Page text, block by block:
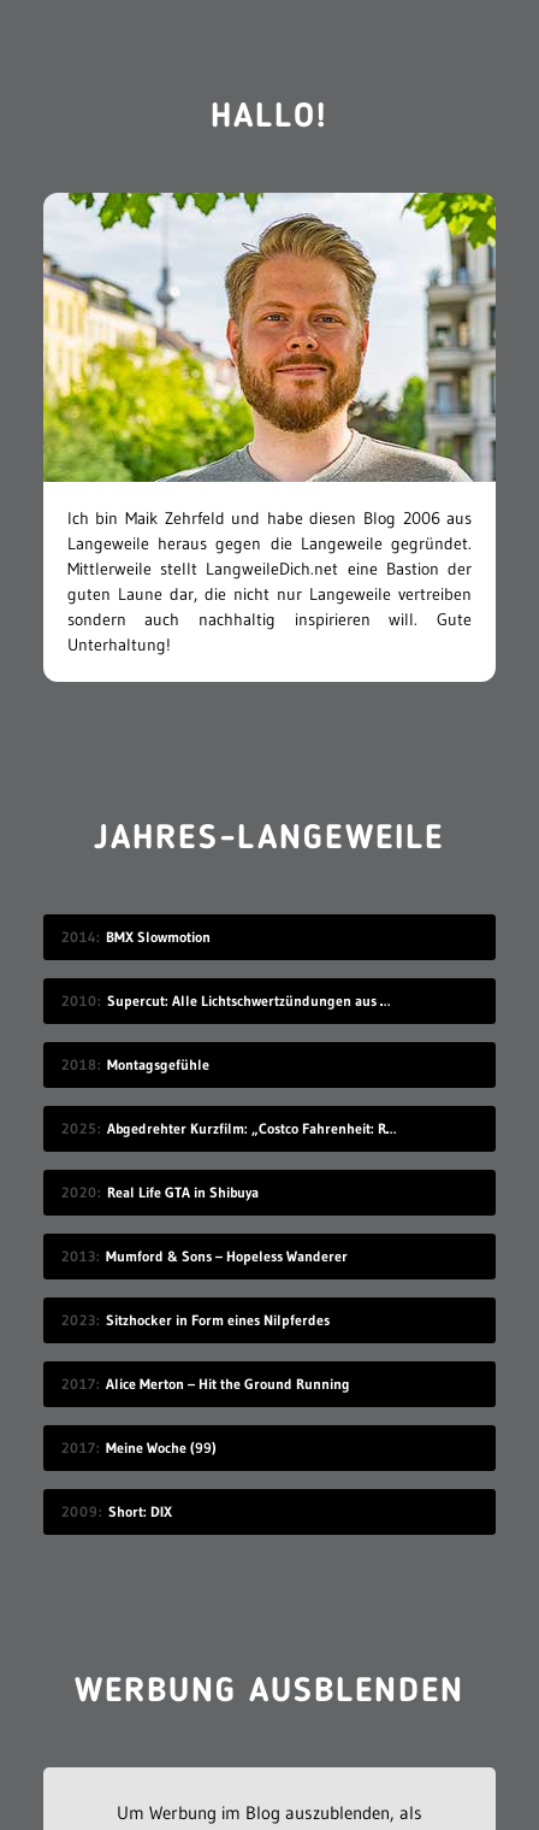
HALLO!
Ich bin Maik Zehrfeld und habe diesen Blog 2006 aus
Langeweile heraus gegen die Langeweile gegründet.
Mittlerweile stellt LangweileDich.net eine Bastion der
guten Laune dar, die nicht nur Langeweile vertreiben
sondern auch nachhaltig inspirieren will. Gute
Unterhaltung!
JAHRES-LANGEWEILE
2014 BMX Slowmotion
2010 Supercut: Alle Lichtschwertzündungen aus Star Wars
2018 Montagsgefühle
2025 Abgedrehter Kurzfilm: „Costco Fahrenheit: Reborn: Meow meow’s Revenge“
2020 Real Life GTA in Shibuya
2013 Mumford & Sons – Hopeless Wanderer
2023 Sitzhocker in Form eines Nilpferdes
2017 Alice Merton – Hit the Ground Running
2017 Meine Woche (99)
2009 Short: DIX
WERBUNG AUSBLENDEN
Um Werbung im Blog auszublenden, als